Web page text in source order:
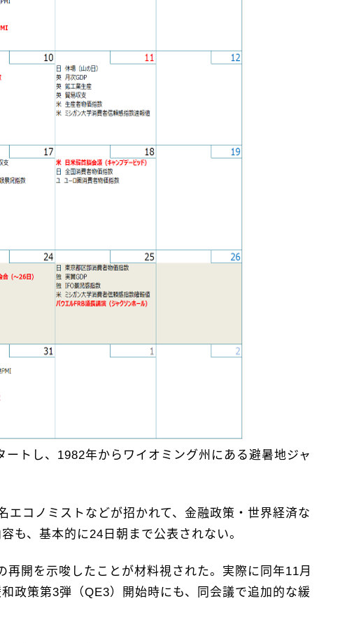
トし、1982年からワイオミング州にある避暑地ジャ
コノミストなどが招かれて、金融政策・世界経済な
も、基本的に24日朝まで公表されない。
開を示唆したことが材料視された。実際に同年11月
政策第3弾（QE3）開始時にも、同会議で追加的な緩